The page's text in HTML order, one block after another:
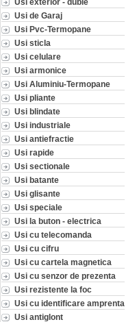
Usi de Garaj
Usi Pvc-Termopane
Usi sticla
Usi celulare
Usi armonice
Usi Aluminiu-Termopane
Usi pliante
Usi blindate
Usi industriale
Usi antiefractie
Usi rapide
Usi sectionale
Usi batante
Usi glisante
Usi speciale
Usi la buton - electrica
Usi cu telecomanda
Usi cu cifru
Usi cu cartela magnetica
Usi cu senzor de prezenta
Usi rezistente la foc
Usi cu identificare amprenta
Usi antiglont